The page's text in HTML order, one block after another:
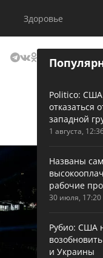
Здоровье
Politico:
отказаться
западной
Украине
1 августа,
Названы
рабочие
30 июля, 17:20
Рубио: США
и Украины